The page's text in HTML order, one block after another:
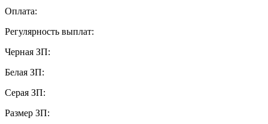
Оплата:
Регулярность выплат:
Черная ЗП:
Белая ЗП:
Серая ЗП:
Размер ЗП: